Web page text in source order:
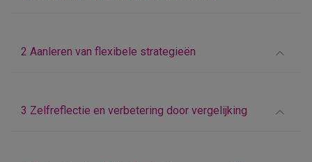
2 Aanleren van flexibele strategieën
3 Zelfreflectie en verbetering door vergelijking